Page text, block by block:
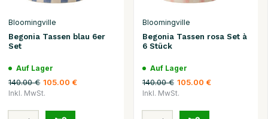
Bloomingville
Begonia Tassen blau 6er
Set
Auf Lager
140.00 € 105.00 €
Inkl. MwSt.
Bloomingville
Begonia Tassen rosa Set à
6 Stück
Auf Lager
140.00 € 105.00 €
Inkl. MwSt.